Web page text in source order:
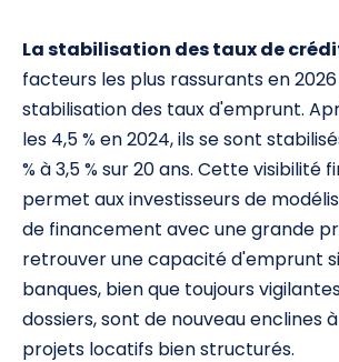
La stabilisation des taux de
facteurs les plus rassurants en
stabilisation des taux d'emprunt.
les 4,5 % en 2024, ils se sont
% à 3,5 % sur 20 ans. Cette visibilité
permet aux investisseurs de
de financement avec une grande
retrouver une capacité d'emprunt
banques, bien que toujours
dossiers, sont de nouveau enclines
projets locatifs bien structurés.